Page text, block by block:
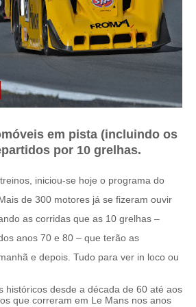
em pista (incluindo os
por 10 grelhas.
iniciou-se hoje o programa do
de 300 motores já se fizeram ouvir
as corridas que as 10 grelhas –
anos 70 e 80 – que terão as
e depois. Tudo para ver in loco ou
históricos desde a década de 60 até aos
que correram em Le Mans nos anos